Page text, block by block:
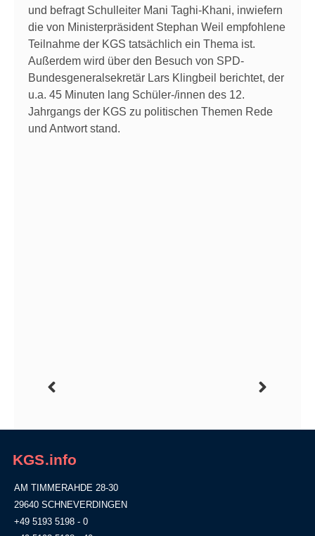
und befragt Schulleiter Mani Taghi-Khani, inwiefern
die von Ministerpräsident Stephan Weil empfohlene
Teilnahme der KGS tatsächlich ein Thema ist.
Außerdem wird über den Besuch von SPD-
Bundesgeneralsekretär Lars Klingbeil berichtet, der
u.a. 45 Minuten lang Schüler-/innen des 12.
Jahrgangs der KGS zu politischen Themen Rede
und Antwort stand.
KGS.info
AM TIMMERAHDE 28-30
29640 SCHNEVERDINGEN
+49 5193 5198 - 0